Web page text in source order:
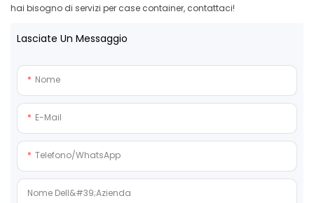
hai bisogno di servizi per case container, contattaci!
Lasciate Un Messaggio
Nome
E-Mail
Telefono/WhatsApp
Nome Dell&#39;azienda